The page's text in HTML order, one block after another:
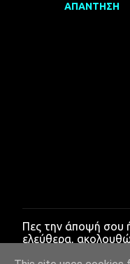
ΑΠΆΝΤΗΣΗ
Δ
η
Πες την άποψή σου
ελεύθερα,